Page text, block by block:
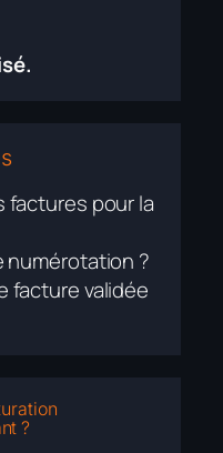
factures pour la
numérotation ?
facture validée
?